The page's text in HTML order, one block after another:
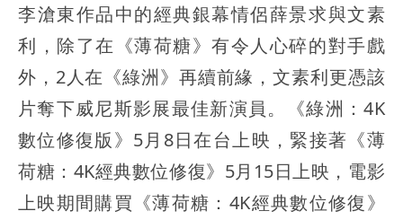
李滄東作品中的經典銀幕情侶薛景求與文素
利，除了在《薄荷糖》有令人心碎的對手戲
外，2人在《綠洲》再續前緣，文素利更憑該
片奪下威尼斯影展最佳新演員。《綠洲：4K
數位修復版》5月8日在台上映，緊接著《薄
荷糖：4K經典數位修復》5月15日上映，電影
上映期間購買《薄荷糖：4K經典數位修復》